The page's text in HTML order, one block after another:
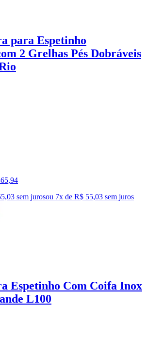
para Espetinho
2 Grelhas Pés Dobráveis
,94
sem jurosou 7x de R$ 55,03 sem juros
Espetinho Com Coifa Inox
L100